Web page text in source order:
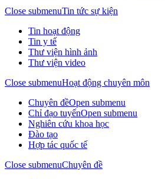
Close submenuTin tức sự kiện
Tin hoạt động
Tin y tế
Thư viện hình ảnh
Thư viện video
Close submenuHoạt động chuyên môn
Chuyên đềOpen submenu
Chỉ đạo tuyếnOpen submenu
Nghiên cứu khoa học
Đào tạo
Hợp tác quốc tế
Close submenuChuyên đề